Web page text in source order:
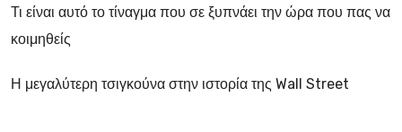
Τι είναι αυτό το τίναγμα που σε ξυπνάει την ώρα που πας να
κοιμηθείς
Η μεγαλύτερη τσιγκούνα στην ιστορία της Wall Street